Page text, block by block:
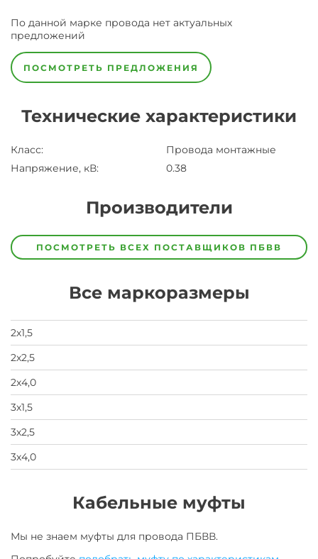
По данной марке провода нет актуальных
предложений
ПОСМОТРЕТЬ ПРЕДЛОЖЕНИЯ
Технические характеристики
Класс:
Провода монтажные
Напряжение, кВ: 0.38
Производители
ЗаводЗавод-
изготовитель
заявка
на
ПОСМОТРЕТЬ ВСЕХ ПОСТАВЩИКОВ ПБВВ
Все маркоразмеры
2х1,5
2х2,5
2х4,0
3х1,5
3х2,5
3х4,0
Кабельные муфты
Мы не знаем муфты для провода ПБВВ.